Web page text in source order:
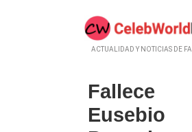
ACTUALIDAD Y NOTICIAS DE
Fallece
Eusebio